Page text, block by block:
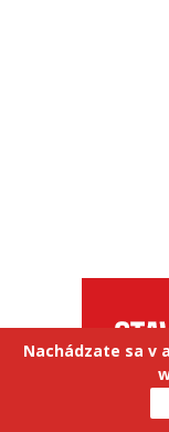
Nachádzate sa v